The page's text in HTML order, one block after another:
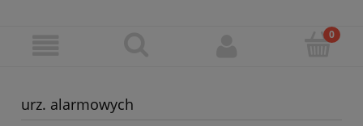
urz. alarmowych